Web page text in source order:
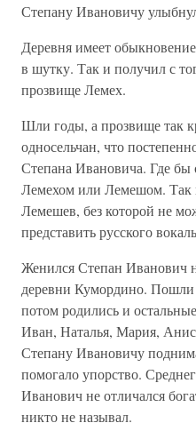
Степану Ивановичу
Деревня имеет
в шутку. Так и получил с
прозвище Лемех.
Шли годы, а прозвище так
односельчан, что
Степана Ивановича. Где бы
Лемехом или Лемешом. Так
Лемешев, без которой не
представить русского
Женился Степан Иванович
деревни Кумордино.
потом родились и
Иван, Наталья, Мария,
Степану Ивановичу
помогало упорство.
Иванович не отличался
никто не называл.